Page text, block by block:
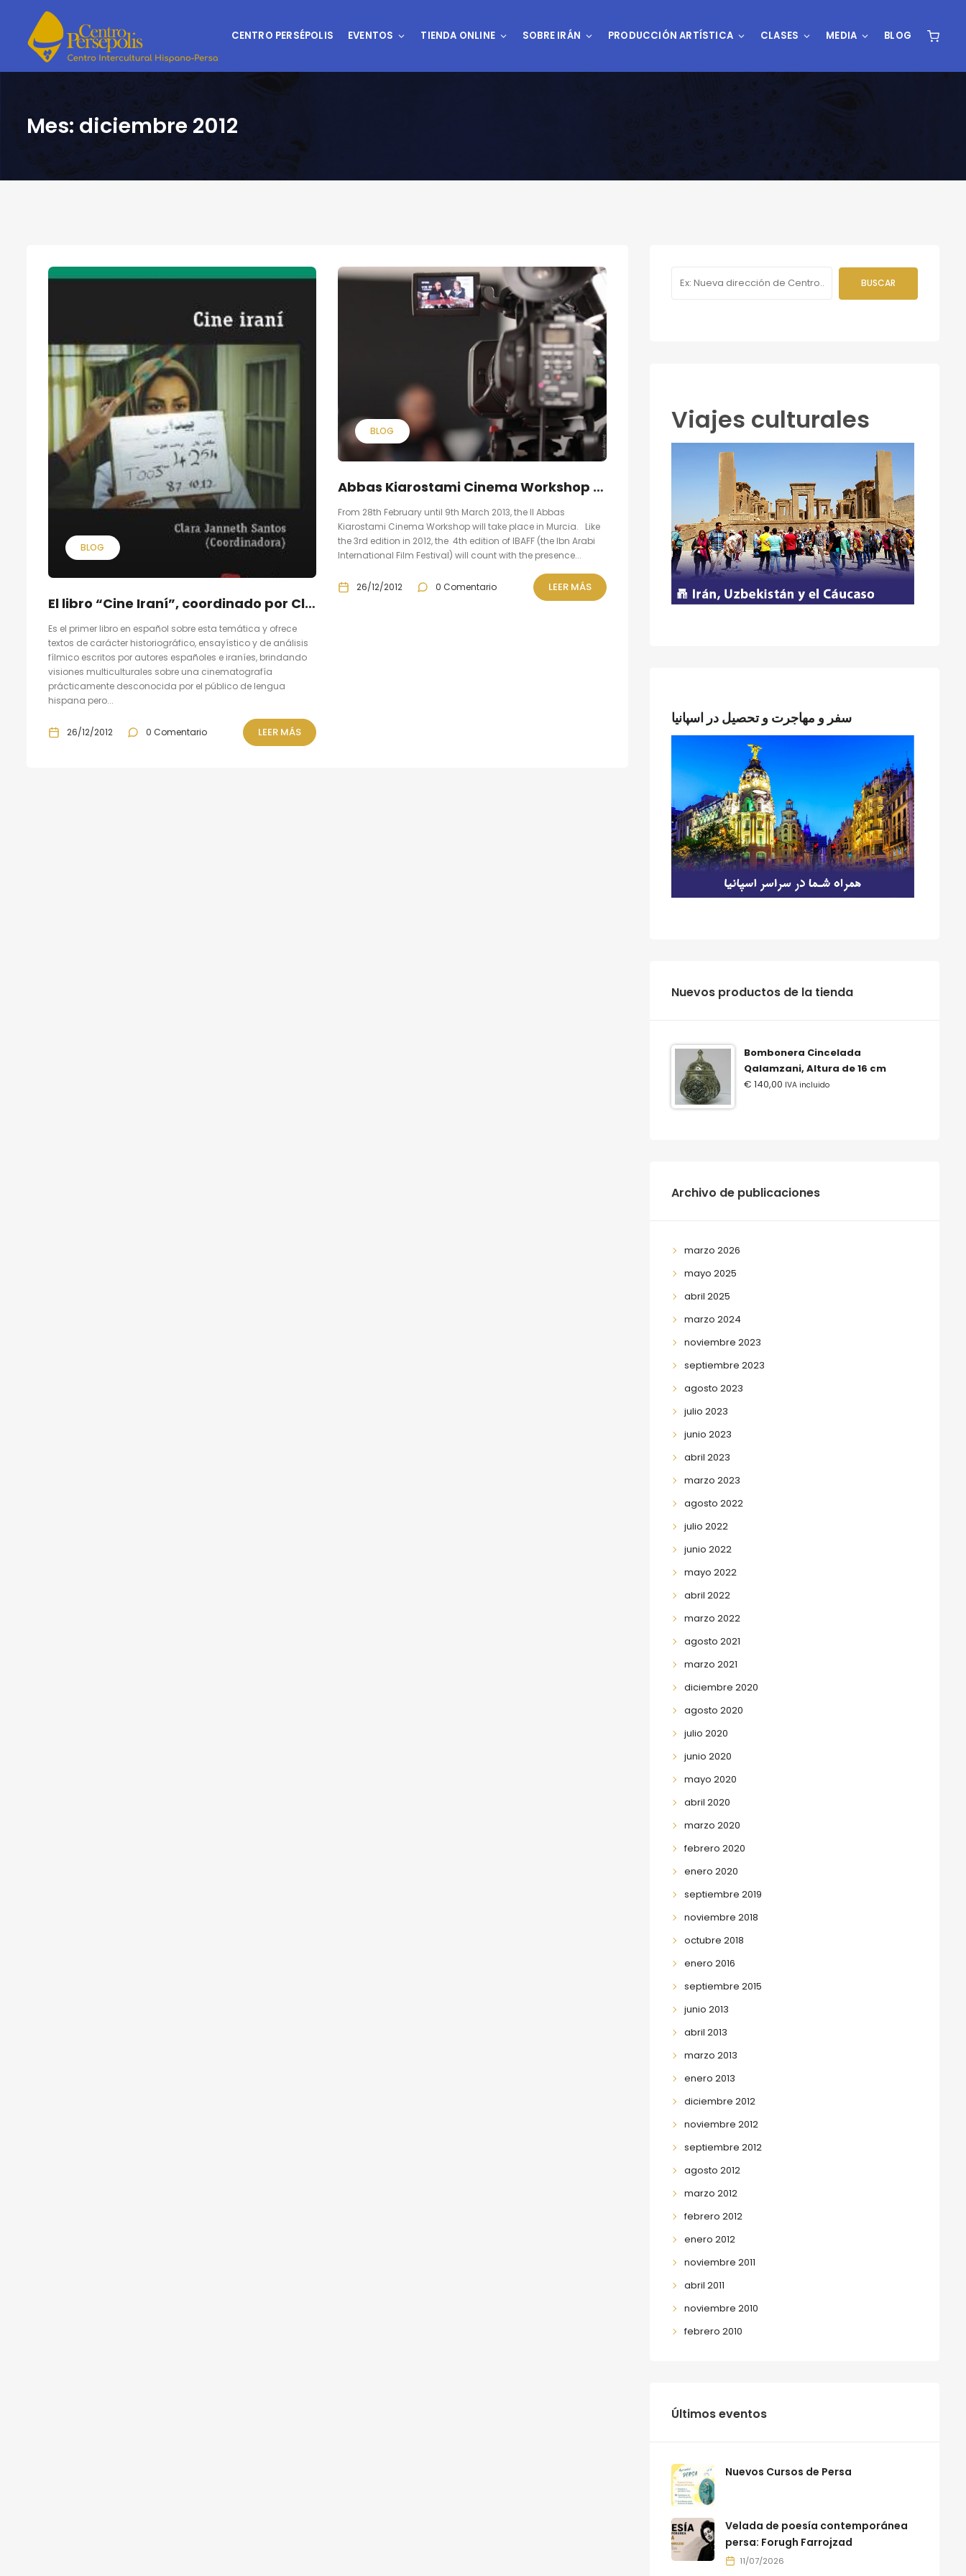
CENTRO PERSÉPOLIS EVENTOS TIENDA ONLINE SOBRE IRÁN PRODUCCIÓN ARTÍSTICA CLASES MEDIA BLOG
Mes: diciembre 2012
BLOG
El libro “Cine Iraní”, coordinado por Clara Janneth Santos ha sido editado por «Icono 14 editorial»
Es el primer libro en español sobre esta temática y ofrece
textos de carácter historiográfico, ensayístico y de análisis
fílmico escritos por autores españoles e iraníes, brindando
visiones multiculturales sobre una cinematografía
prácticamente desconocida por el público de lengua
hispana pero...
26/12/2012 0 Comentario LEER MÁS
BLOG
Abbas Kiarostami Cinema Workshop 2013 en Murcia
From 28th February until 9th March 2013, the II Abbas
Kiarostami Cinema Workshop will take place in Murcia. Like
the 3rd edition in 2012, the 4th edition of IBAFF (the Ibn Arabi
International Film Festival) will count with the presence...
26/12/2012 0 Comentario LEER MÁS
Viajes culturales
سفر و مهاجرت و تحصیل در اسپانیا
‫‪Nuevos‬‬ ‫‪productos‬‬ ‫‪de‬‬ ‫‪la‬‬ ‫‪tienda‬‬
Bombonera Cincelada
Qalamzani, Altura de 16 cm
€ 140,00 IVA incluido
Archivo de publicaciones
marzo 2026
mayo 2025
abril 2025
marzo 2024
noviembre 2023
septiembre 2023
agosto 2023
julio 2023
junio 2023
abril 2023
marzo 2023
agosto 2022
julio 2022
junio 2022
mayo 2022
abril 2022
marzo 2022
agosto 2021
marzo 2021
diciembre 2020
agosto 2020
julio 2020
junio 2020
mayo 2020
abril 2020
marzo 2020
febrero 2020
enero 2020
septiembre 2019
noviembre 2018
octubre 2018
enero 2016
septiembre 2015
junio 2013
abril 2013
marzo 2013
enero 2013
diciembre 2012
noviembre 2012
septiembre 2012
agosto 2012
marzo 2012
febrero 2012
enero 2012
noviembre 2011
abril 2011
noviembre 2010
febrero 2010
Últimos eventos
Nuevos Cursos de Persa
Velada de poesía contemporánea
persa: Forugh Farrojzad
11/07/2026